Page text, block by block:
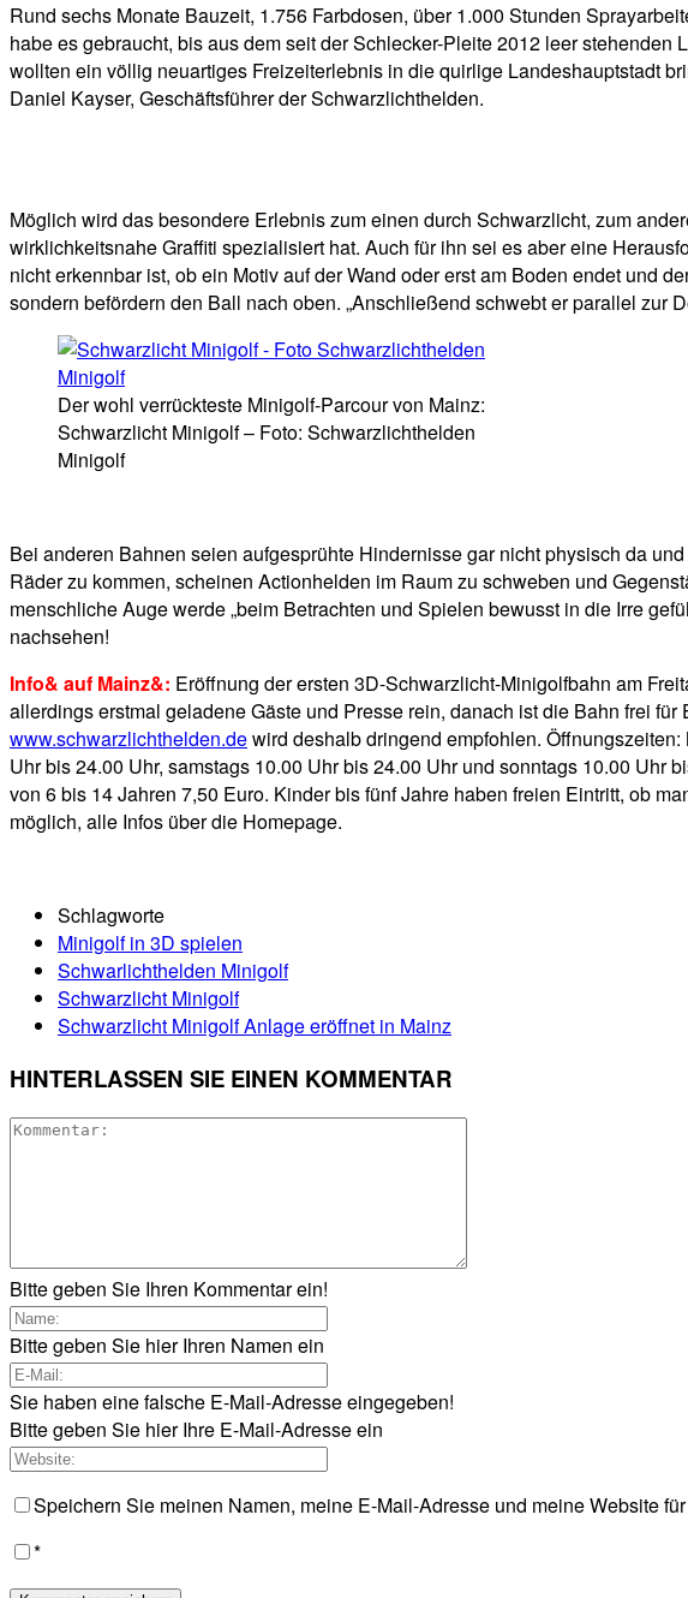
Rund sechs Monate Bauzeit, 1.756 Farbdosen, über 1.000 Stunden
habe es gebraucht, bis aus dem seit der Schlecker-Pleite 2012 leer
wollten ein völlig neuartiges Freizeiterlebnis in die quirlige Landeshauptstadt
Daniel Kayser, Geschäftsführer der Schwarzlichthelden.
Möglich wird das besondere Erlebnis zum einen durch Schwarzlicht, zum
wirklichkeitsnahe Graffiti spezialisiert hat. Auch für ihn sei es aber eine
nicht erkennbar ist, ob ein Motiv auf der Wand oder erst am Boden endet und
sondern befördern den Ball nach oben. „Anschließend schwebt er parallel zur
Der wohl verrückteste Minigolf-Parcour von Mainz:
Schwarzlicht Minigolf – Foto: Schwarzlichthelden
Minigolf
Bei anderen Bahnen seien aufgesprühte Hindernisse gar nicht physisch da
Räder zu kommen, scheinen Actionhelden im Raum zu schweben und
menschliche Auge werde „beim Betrachten und Spielen bewusst in die Irre
nachsehen!
Info& auf Mainz&: Eröffnung der ersten 3D-Schwarzlicht-Minigolfbahn am
allerdings erstmal geladene Gäste und Presse rein, danach ist die Bahn frei
www.schwarzlichthelden.dewird deshalb dringend empfohlen.
Uhr bis 24.00 Uhr, samstags 10.00 Uhr bis 24.00 Uhr und sonntags 10.00 Uhr
von 6 bis 14 Jahren 7,50 Euro. Kinder bis fünf Jahre haben freien Eintritt, ob
möglich, alle Infos über die Homepage.
Schlagworte
Minigolf in 3D spielen
Schwarlichthelden Minigolf
Schwarzlicht Minigolf
Schwarzlicht Minigolf Anlage eröffnet in Mainz
HINTERLASSEN SIE EINEN KOMMENTAR
Bitte geben Sie Ihren Kommentar ein!
Bitte geben Sie hier Ihren Namen ein
Sie haben eine falsche E-Mail-Adresse eingegeben!
Bitte geben Sie hier Ihre E-Mail-Adresse ein
Speichern Sie meinen Namen, meine E-Mail-Adresse und meine Website
*